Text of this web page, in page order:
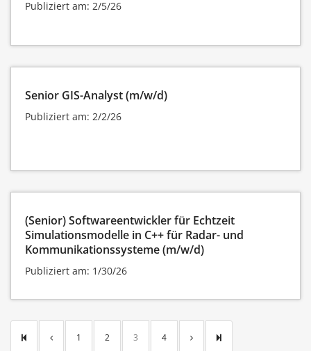
Publiziert am: 2/5/26
Senior GIS-Analyst (m/w/d)
Publiziert am: 2/2/26
(Senior) Softwareentwickler für Echtzeit
Simulationsmodelle in C++ für Radar- und
Kommunikationssysteme (m/w/d)
Publiziert am: 1/30/26
1 2 3 4